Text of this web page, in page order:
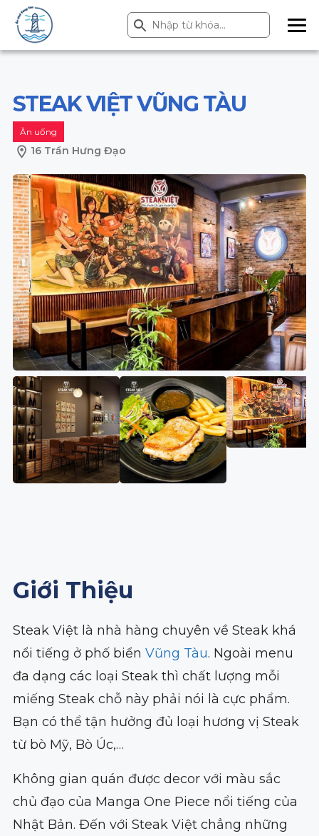
Search
for:
Search Button
ME
NU
STEAK VIỆT VŨNG TÀU
Ăn uống
16 Trần Hưng Đạo
Giới Thiệu
Steak Việt là nhà hàng chuyên về Steak khá
nổi tiếng ở phố biển Vũng Tàu. Ngoài menu
đa dạng các loại Steak thì chất lượng mỗi
miếng Steak chỗ này phải nói là cực phẩm.
Bạn có thể tận hưởng đủ loại hương vị Steak
từ bò Mỹ, Bò Úc,…
Không gian quán được decor với màu sắc
chủ đạo của Manga One Piece nổi tiếng của
Nhật Bản. Đến với Steak Việt chẳng những